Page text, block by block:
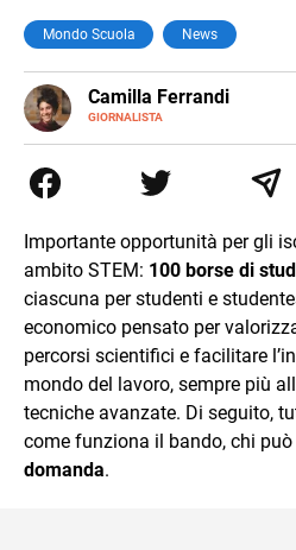
Mondo Scuola News
Camilla Ferrandi
GIORNALISTA
E-
MAIL
LINKEDIN
di trasformare la passione
da lì non mi sono più
mente.
Importante opportunità per gli
ambito STEM: 100 borse di
ciascuna per studenti e
economico pensato per
percorsi scientifici e facilitare
mondo del lavoro, sempre più
tecniche avanzate. Di seguito,
come funziona il bando, chi può
domanda.